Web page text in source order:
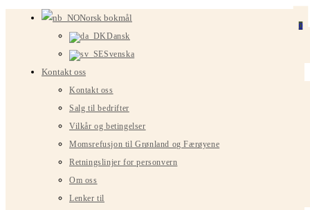
Norsk bokmål
Dansk
Svenska
Kontakt oss
Kontakt oss
Salg til bedrifter
Vilkår og betingelser
Momsrefusjon til Grønland og Færøyene
Retningslinjer for personvern
Om oss
Lenker til
0